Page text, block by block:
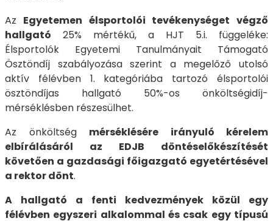
Az Egyetemen élsportolói tevékenységet végző
hallgató 25% mértékű, a HJT 5.i. függeléke:
Élsportolók Egyetemi Tanulmányait Támogató
Ösztöndíj szabályozása szerint a megelőző utolsó
aktív félévben 1. kategóriába tartozó élsportolói
ösztöndíjas hallgató 50%-os önköltségidíj-
mérséklésben részesülhet.
Az önköltség mérséklésére irányuló kérelem
elbírálásáról az EDJB döntéselőkészítését
követően a gazdasági főigazgató egyetértésével
a rektor dönt.
A hallgató a fenti kedvezmények közül egy
félévben egyszeri alkalommal és csak egy típusú